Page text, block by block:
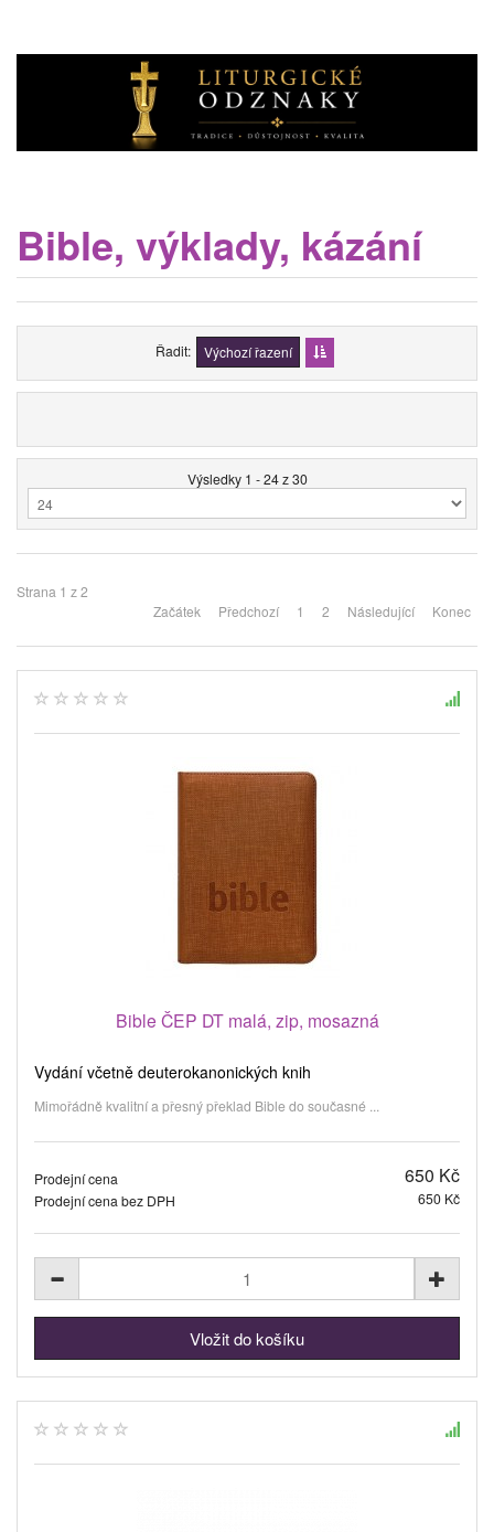
Bible, výklady, kázání
Řadit Výchozí řazení
Výsledky 1 - 24 z 30
Strana 1 z 2
Začátek
Předchozí 1 2 Následující Konec
Bible ČEP DT malá, zip, mosazná
Vydání včetně deuterokanonických knih
Mimořádně kvalitní a přesný překlad Bible do současné ...
Prodejní cena 650 Kč
Prodejní cena bez DPH 650 Kč